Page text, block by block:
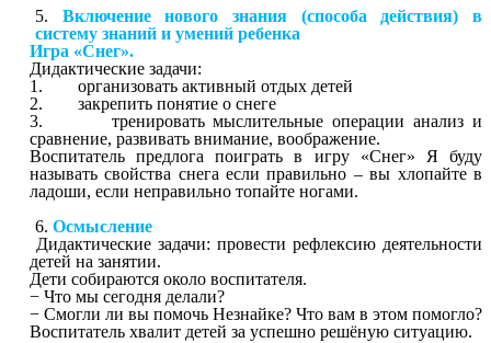
Включение нового знания (способа действия) в
систему знаний и умений ребенка
Игра «Снег».
Дидактические задачи:
1. организовать активный отдых детей
2. закрепить понятие о снеге
3. тренировать мыслительные операции анализ и
сравнение, развивать внимание, воображение.
Воспитатель предлога поиграть в игру «Снег» Я буду
называть свойства снега если правильно – вы хлопайте в
ладоши, если неправильно топайте ногами.
Осмысление
Дидактические задачи: провести рефлексию деятельности
детей на занятии.
Дети собираются около воспитателя.
− Что мы сегодня делали?
− Смогли ли вы помочь Незнайке? Что вам в этом помогло?
Воспитатель хвалит детей за успешно решёную ситуацию.